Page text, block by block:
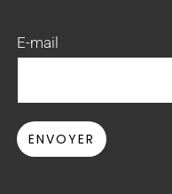
E-mail